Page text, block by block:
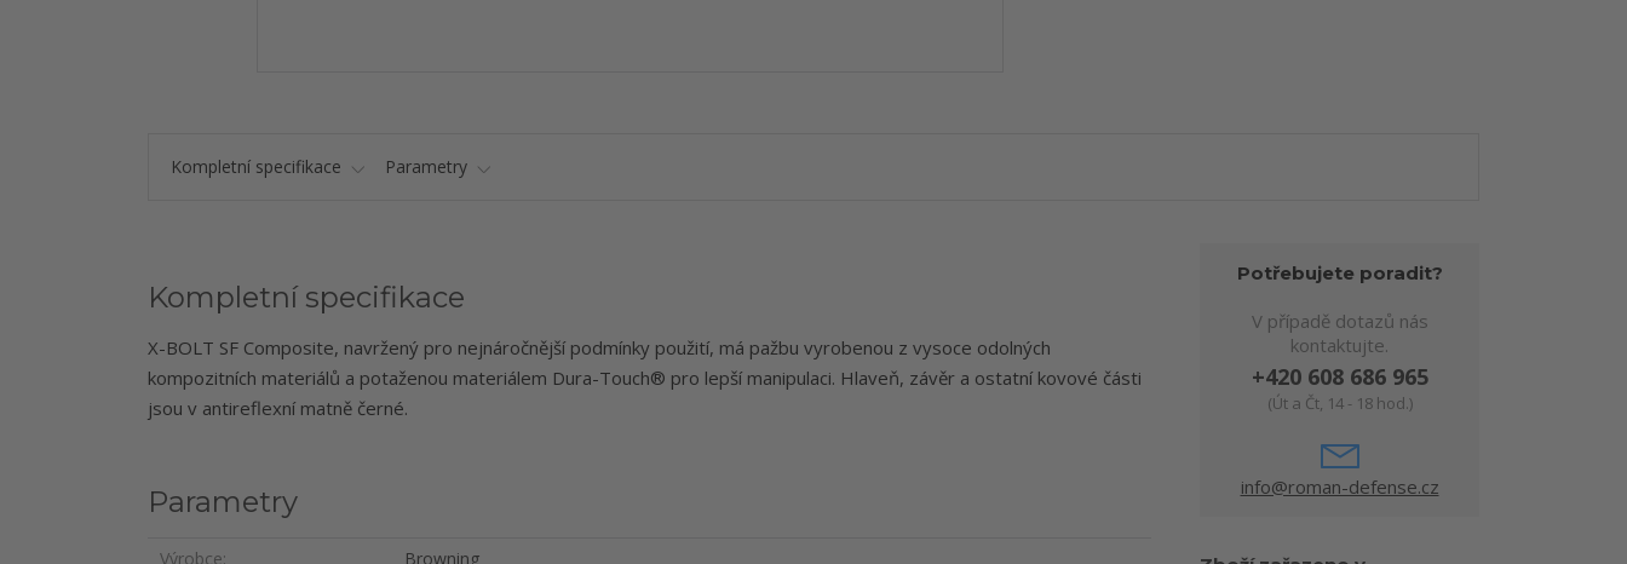
Kompletní specifikace Parametry
Kompletní specifikace
X-BOLT SF Composite, navržený pro nejnáročnější podmínky použití, má pažbu vyrobenou z vysoce odolných
kompozitních materiálů a potaženou materiálem Dura-Touch® pro lepší manipulaci. Hlaveň, závěr a ostatní kovové části
jsou v antireflexní matně černé.
Parametry
Výrobce
Browning
Potřebujete poradit?
V případě dotazů nás
kontaktujte.
+420 608 686 965
(Út a Čt, 14 - 18 hod.)
info@roman-defense.cz